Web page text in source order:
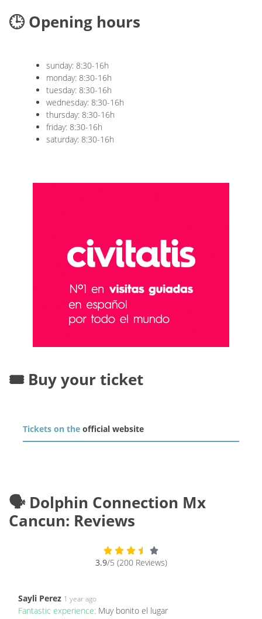
🕒 Opening hours
sunday: 8:30-16h
monday: 8:30-16h
tuesday: 8:30-16h
wednesday: 8:30-16h
thursday: 8:30-16h
friday: 8:30-16h
saturday: 8:30-16h
🎟️ Buy your ticket
Tickets on the official website
🗣️ Dolphin Connection Mx
Cancun: Reviews
3.9/5 (200 Reviews)
Sayli Perez 1 year ago
Fantastic experience: Muy bonito el lugar